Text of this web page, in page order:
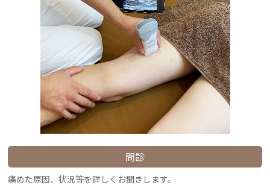
問診
痛めた原因、状況等を詳しくお聞きします。